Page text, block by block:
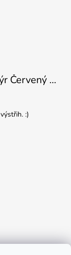
Bambusový Top Netopýr Červený 3/4 Rukáv Volný Střih Dámský
:)